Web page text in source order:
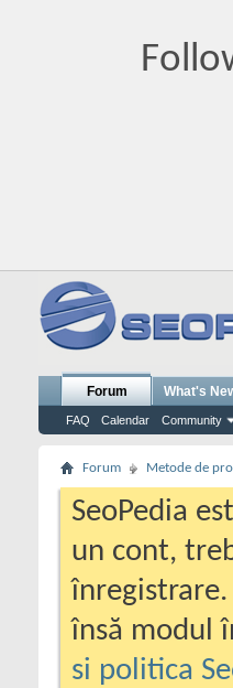
Forum
FAQ Calendar Community
What's
Forum Metode de
SeoPedia
un cont,
însă modul
si politica